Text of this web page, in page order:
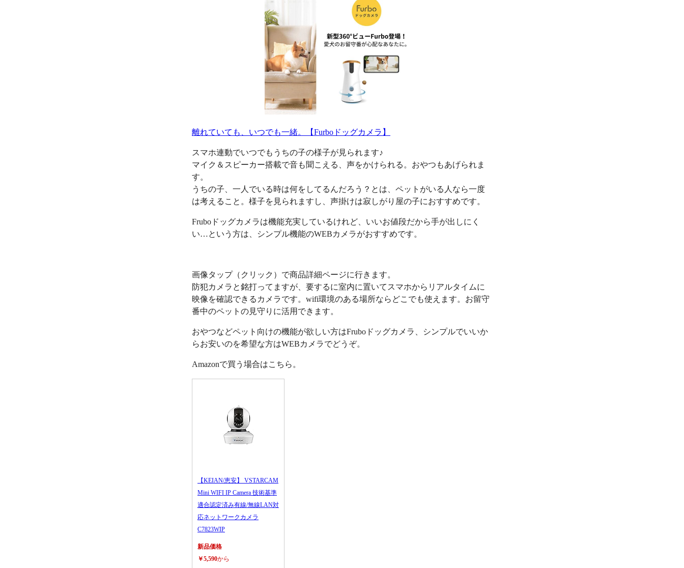
離れていても、いつでも一緒。【Furboドッグカメラ】
スマホ連動でいつでもうちの子の様子が見られます♪
マイク＆スピーカー搭載で音も聞こえる、声をかけられる。おやつもあげられま
す。
うちの子、一人でいる時は何をしてるんだろう？とは、ペットがいる人なら一度
は考えること。様子を見られますし、声掛けは寂しがり屋の子におすすめです。
Fruboドッグカメラは機能充実しているけれど、いいお値段だから手が出しにく
い…という方は、シンプル機能のWEBカメラがおすすめです。
画像タップ（クリック）で商品詳細ページに行きます。
防犯カメラと銘打ってますが、要するに室内に置いてスマホからリアルタイムに
映像を確認できるカメラです。wifi環境のある場所ならどこでも使えます。お留守
番中のペットの見守りに活用できます。
おやつなどペット向けの機能が欲しい方はFruboドッグカメラ、シンプルでいいか
らお安いのを希望な方はWEBカメラでどうぞ。
Amazonで買う場合はこちら。
【KEIAN/恵安】 VSTARCAM
Mini WIFI IP Camera 技術基準
適合認定済み有線/無線LAN対
応ネットワークカメラ
C7823WIP
新品価格
￥5,590から